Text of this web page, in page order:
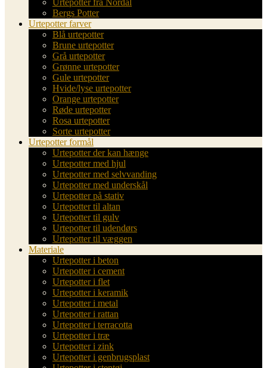
Urtepotter fra Nordal
Bergs Potter
Urtepotter farver
Blå urtepotter
Brune urtepotter
Grå urtepotter
Grønne urtepotter
Gule urtepotter
Hvide/lyse urtepotter
Orange urtepotter
Røde urtepotter
Rosa urtepotter
Sorte urtepotter
Urtepotter formål
Urtepotter der kan hænge
Urtepotter med hjul
Urtepotter med selvvanding
Urtepotter med underskål
Urtepotter på stativ
Urtepotter til altan
Urtepotter til gulv
Urtepotter til udendørs
Urtepotter til væggen
Materiale
Urtepotter i beton
Urtepotter i cement
Urtepotter i flet
Urtepotter i keramik
Urtepotter i metal
Urtepotter i rattan
Urtepotter i terracotta
Urtepotter i træ
Urtepotter i zink
Urtepotter i genbrugsplast